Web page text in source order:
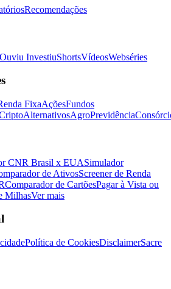
Recomendações
Ouviu InvestiuShortsVídeosWebséries
FixaAçõesFundos
AlternativosAgroPrevidência
CNR Brasil x EUASimulador
de AtivosScreener de Renda
Comparador de CartõesPagar à Vista ou
MilhasVer mais
Política de CookiesDisclaimerSacre